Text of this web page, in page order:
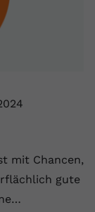
mit Chancen,
gute